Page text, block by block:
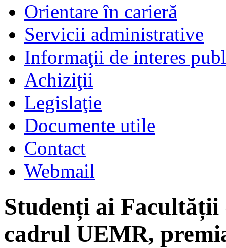
Orientare în carieră
Servicii administrative
Informaţii de interes
Achiziţii
Legislaţie
Documente utile
Contact
Webmail
Studenți ai Facultății
cadrul UEMR,